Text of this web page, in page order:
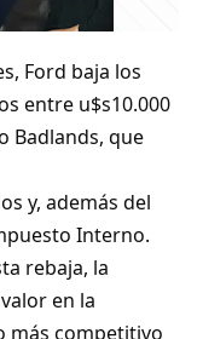
Ford baja los
entre u$s10.000
Badlands, que
y, además del
Interno.
rebaja, la
en la
más competitivo